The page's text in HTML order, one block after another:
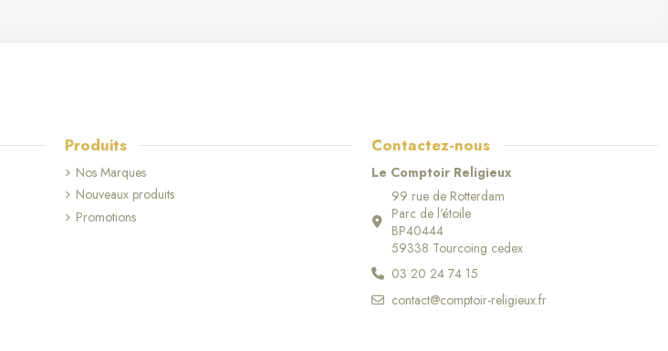
Produits
Nos Marques
Nouveaux produits
Promotions
Contactez-nous
Le Comptoir Religieux
99 rue de Rotterdam
Parc de l'étoile
BP40444
59338 Tourcoing cedex
03 20 24 74 15
contact@comptoir-religieux.fr